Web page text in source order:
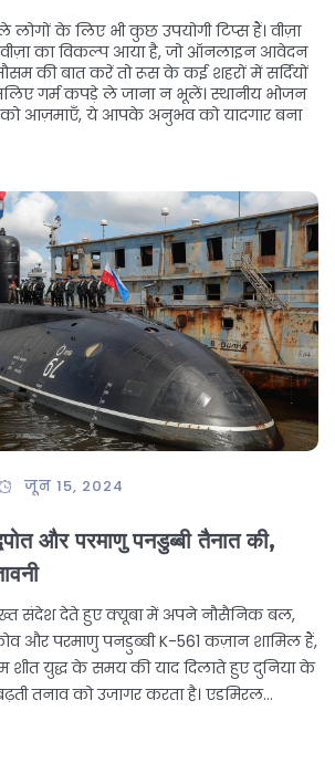
लोगों के लिए भी कुछ उपयोगी टिप्स हैं। वीज़ा
का विकल्प आया है, जो ऑनलाइन आवेदन
की बात करें तो रूस के कई शहरों में सर्दियों
गर्म कपड़े ले जाना न भूलें। स्थानीय भोजन
आज़माएँ, ये आपके अनुभव को यादगार बना
जून 15, 2024
और परमाणु पनडुब्बी तैनात की,
संदेश देते हुए क्यूबा में अपने नौसैनिक बल,
और परमाणु पनडुब्बी K-561 कज़ान शामिल हैं,
शीत युद्ध के समय की याद दिलाते हुए दुनिया के
तनाव को उजागर करता है। एडमिरल
लगी हैं।